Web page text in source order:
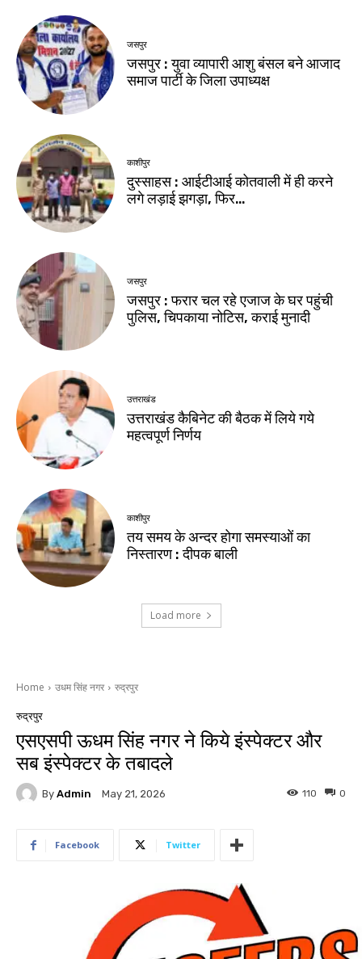
जसपुर
जसपुर : युवा व्यापारी आशु बंसल बने आजाद
समाज पार्टी के जिला उपाध्यक्ष
काशीपुर
दुस्साहस : आईटीआई कोतवाली में ही करने
लगे लड़ाई झगड़ा, फिर…
जसपुर
जसपुर : फरार चल रहे एजाज के घर पहुंची
पुलिस, चिपकाया नोटिस, कराई मुनादी
उत्तराखंड
उत्तराखंड कैबिनेट की बैठक में लिये गये
महत्वपूर्ण निर्णय
काशीपुर
तय समय के अन्दर होगा समस्याओं का
निस्तारण : दीपक बाली
Load more